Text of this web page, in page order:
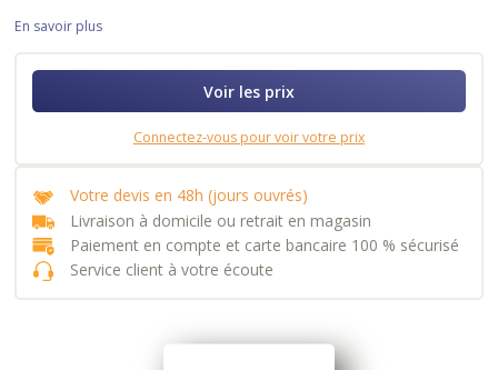
En savoir plus
Voir les prix
Connectez-vous pour voir votre prix
Votre devis en 48h (jours ouvrés)
Livraison à domicile ou retrait en magasin
Paiement en compte et carte bancaire 100 % sécurisé
Service client à votre écoute